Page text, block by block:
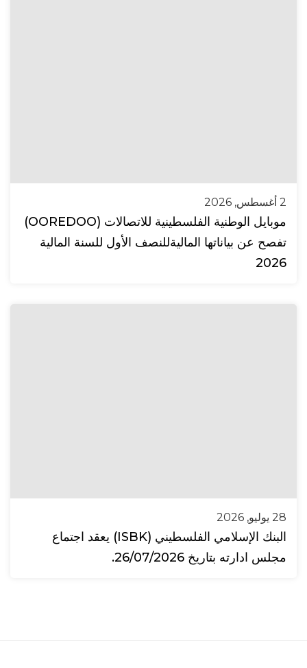
2 أغسطس, 2026
موبايل الوطنية الفلسطينية للاتصالات (OOREDOO)
تفصح عن بياناتها الماليةللنصف الأول للسنة المالية
2026
28 يوليو, 2026
البنك الإسلامي الفلسطيني (ISBK) يعقد اجتماع
مجلس ادارته بتاريخ 26/07/2026.